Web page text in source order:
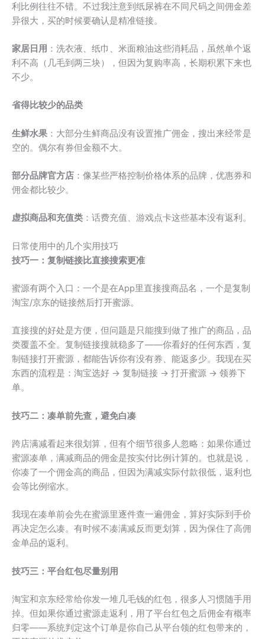
利比例往往不错。不过我注意到纸尿裤在不同尺码之间佣金差
异很大，买的时候要确认是精准链接。
家居日用 ：洗衣液、纸巾、米面粮油这些消耗品，虽然单个返
利不高（几毛到两三块），但因为复购率高，长期积累下来也
不少。
省得比较少的品类
生鲜水果 ：大部分生鲜商品没有设置推广佣金，搜出来经常是
空的。偶尔有券但金额不大。
部分品牌官方店 ：像某些严格控制价格体系的品牌，优惠券和
佣金都比较少。
虚拟商品和充值类 ：话费充值、游戏点卡这些基本没有返利。
日常使用中的几个实用技巧
技巧一：复制链接比直接搜索更准
蜜源有两个入口：一个是在App里直接搜商品名，一个是复制
淘宝/京东的链接然后打开蜜源。
直接搜的好处是方便，但问题是只能搜到做了推广的商品，品
类覆盖不全。复制链接搜就稳多了——你看好的任何东西，复
制链接打开蜜源，都能告诉你有没有券、能返多少。我现在买
东西的流程是：淘宝选好 → 复制链接 → 打开蜜源 → 领券下
单。
技巧二：凑单前先查，避免白凑
跨店满减看起来很划算，但有个细节很多人忽略：如果你通过
蜜源凑单，满减商品的佣金是按实付比例计算的。也就是说，
你凑了一个佣金高的商品，但因为满减实际付款很低，返利也
会等比例缩水。
我现在凑单前会先在蜜源里逐件查一遍佣金，算好实际到手价
再决定怎么凑。有时候不凑满减反而更划算，因为保住了高佣
金单品的返利。
技巧三：平台红包尽量别用
淘宝和京东经常给你发一堆几毛钱的红包，很多人习惯随手用
掉。但如果你通过蜜源走返利，用了平台红包之后佣金有概率
归零——系统判定这个订单是你自己从平台领的红包带来的，